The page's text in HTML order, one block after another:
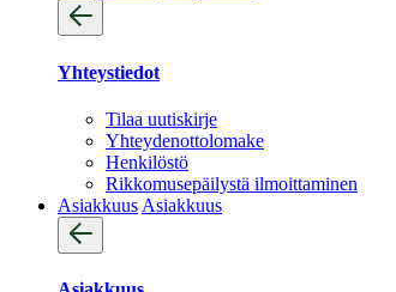
Yhteystiedot
Tilaa uutiskirje
Yhteydenotto­lomake
Henkilöstö
Rikkomusepäilystä ilmoittaminen
Asiakkuus Asiakkuus